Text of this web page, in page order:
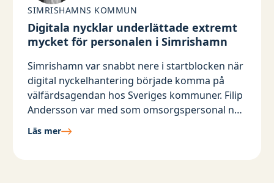
SIMRISHAMNS KOMMUN
Digitala nycklar underlättade extremt
mycket för personalen i Simrishamn
Simrishamn var snabbt nere i startblocken när
digital nyckelhantering började komma på
välfärdsagendan hos Sveriges kommuner. Filip
Andersson var med som omsorgspersonal när
de första nycklarna infördes 2015. Som
enhetschef för Vård och Omsorg minns han
Läs mer